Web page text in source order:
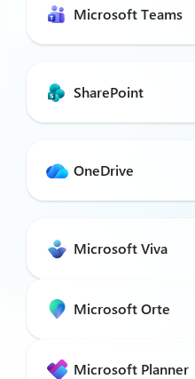
Microsoft Teams
SharePoint
OneDrive
Microsoft Viva
Microsoft Orte
Microsoft Planner